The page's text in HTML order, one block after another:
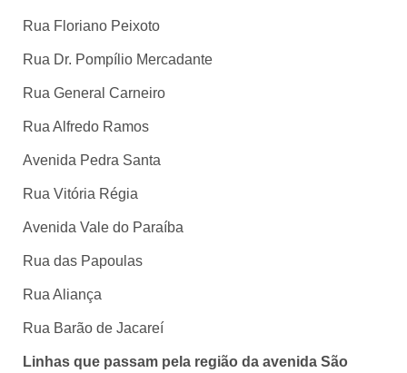
Rua Floriano Peixoto
Rua Dr. Pompílio Mercadante
Rua General Carneiro
Rua Alfredo Ramos
Avenida Pedra Santa
Rua Vitória Régia
Avenida Vale do Paraíba
Rua das Papoulas
Rua Aliança
Rua Barão de Jacareí
Linhas que passam pela região da avenida São